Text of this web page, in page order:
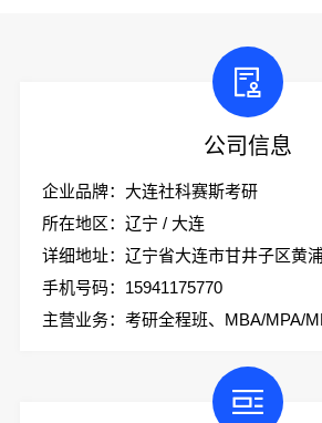
公司信息
企业品牌：大连社科赛斯考研
所在地区：辽宁 / 大连
手机号码：15941175770